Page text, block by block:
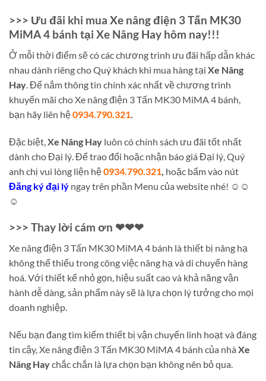
>>> Ưu đãi khi mua Xe nâng điện 3 Tấn MK30
MiMA 4 bánh tại Xe Nâng Hay hôm nay!!!
Ở mỗi thời điểm sẽ có các chương trình ưu đãi hấp dẫn khác
nhau dành riêng cho Quý khách khi mua hàng tại Xe Nâng
Hay . Để nắm thông tin chính xác nhất về chương trình
khuyến mãi cho Xe nâng điện 3 Tấn MK30 MiMA 4 bánh,
bạn hãy liên hệ0934.790.321
Đặc biệt, Xe Nâng Hay luôn có chính sách ưu đãi tốt nhất
dành cho Đại lý. Để trao đổi hoặc nhận báo giá Đại lý, Quý
anh chị vui lòng liện hệ0934.790.321 hoặc bấm vào nút
Đăng ký đại lý ngay trên phần Menu của website nhé! ☺☺
☺
>>> Thay lời cám ơn ❤❤❤
Xe nâng điện 3 Tấn MK30 MiMA 4 bánh là thiết bị nâng hạ
không thể thiếu trong công việc nâng hạ và di chuyển hàng
hoá. Với thiết kế nhỏ gọn, hiệu suất cao và khả năng vận
hành dễ dàng, sản phẩm này sẽ là lựa chọn lý tưởng cho mọi
doanh nghiệp.
Nếu bạn đang tìm kiếm thiết bị vận chuyển linh hoạt và đáng
tin cậy, Xe nâng điện 3 Tấn MK30 MiMA 4 bánh của nhà Xe
Nâng Haychắc chắn là lựa chọn bạn không nên bỏ qua.